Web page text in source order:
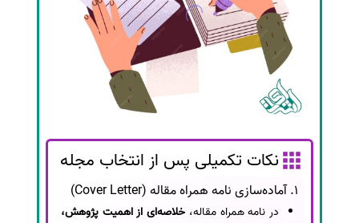
نکات تکمیلی پس از انتخاب مجله
1. آماده‌سازی نامه همراه مقاله (Cover Letter)
در نامه همراه مقاله، خلاصه‌ای از اهمیت پژوهش،